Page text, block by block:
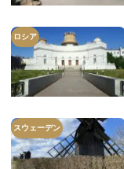
ロシア
スウェーデン